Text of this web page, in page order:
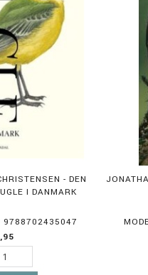
- DEN
I DANMARK
9788702435047